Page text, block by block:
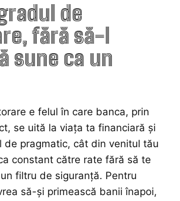
de
fără să-l
sune ca un
e felul în care banca, prin
se uită la viața ta financiară și
de pragmatic, cât din venitul tău
constant către rate fără să te
filtru de siguranță. Pentru
să-și primească banii înapoi,